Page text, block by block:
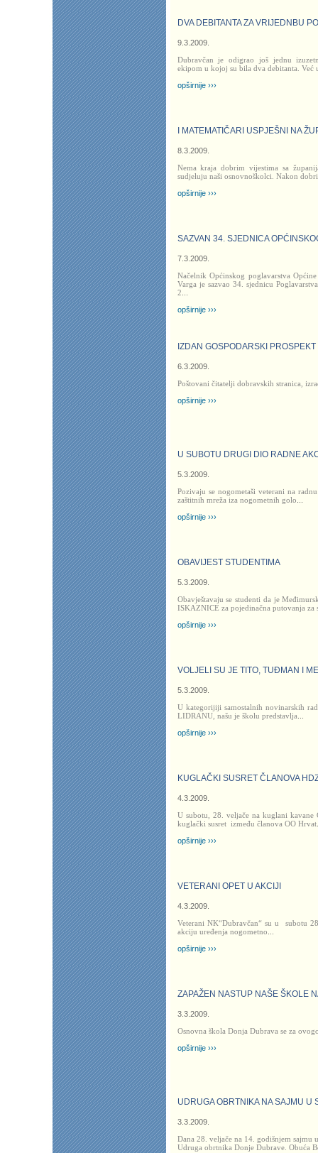
DVA DEBITANTA ZA VRIJEDNBU
9.3.2009.
Dubravčan je odigrao još jednu
ekipom u kojoj su bila dva debitanta. Već
opširnije ›››
I MATEMATIČARI USPJEŠNI NA
8.3.2009.
Nema kraja dobrim vijestima sa
sudjeluju naši osnovnoškolci. Nakon
opširnije ›››
SAZVAN 34. SJEDNICA
7.3.2009.
Načelnik Općinskog poglavarstva
Varga je sazvao 34. sjednicu
2
opširnije ›››
IZDAN GOSPODARSKI
6.3.2009.
Poštovani čitatelji dobravskih stranica,
opširnije ›››
U SUBOTU DRUGI DIO RADNE
5.3.2009.
Pozivaju se nogometaši veterani na
zaštitnih mreža iza nogometnih golo
opširnije ›››
OBAVIJEST STUDENTIMA
5.3.2009.
Obavještavaju se studenti da je
ISKAZNICE za pojedinačna putovanja za
opširnije ›››
VOLJELI SU JE TITO, TUĐMAN I
5.3.2009.
U kategorijiji samostalnih novinarskih
LIDRANU, našu je školu predstavlja
opširnije ›››
KUGLAČKI SUSRET ČLANOVA
4.3.2009.
U subotu, 28. veljače na kuglani kavane
kuglački susret između članova OO Hrvat
opširnije ›››
VETERANI OPET U AKCIJI
4.3.2009.
Veterani NK“Dubravčan“ su u
subotu
akciju uređenja nogometno
opširnije ›››
ZAPAŽEN NASTUP NAŠE ŠKOLE
3.3.2009.
Osnovna škola Donja Dubrava se za
opširnije ›››
UDRUGA OBRTNIKA NA SAJMU U
3.3.2009.
Dana 28. veljače na 14. godišnjem sajmu
Udruga obrtnika Donje Dubrave. Obuća